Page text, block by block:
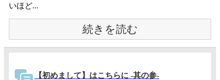
いほど...
続きを読む
【初めまして】はこちらに -其の参-